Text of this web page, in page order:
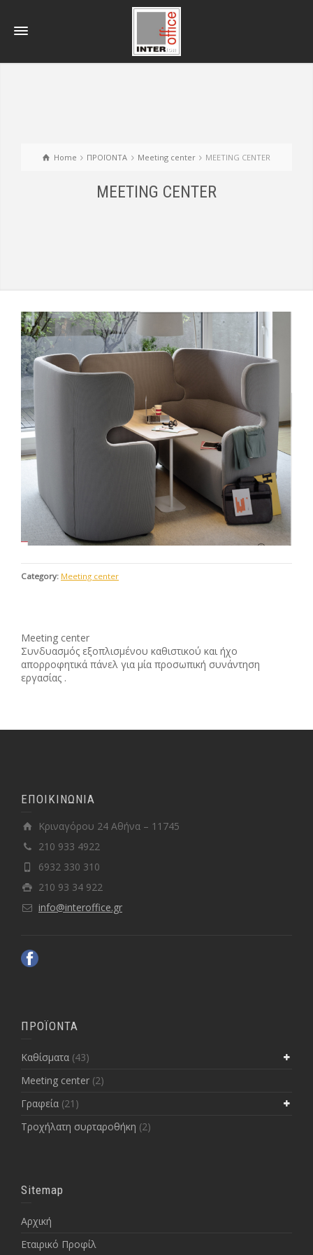
Home ΠΡΟΪΟΝΤΑ Meeting center MEETING CENTER
MEETING CENTER
Category: Meeting center
Meeting center
Συνδυασμός εξοπλισμένου καθιστικού και ήχο
απορροφητικά πάνελ για μία προσωπική συνάντηση
εργασίας .
ΕΠΟΙΚΙΝΩΝΙΑ
Κριναγόρου 24 Αθήνα – 11745
210 933 4922
6932 330 310
210 93 34 922
info@interoffice.gr
ΠΡΟΪΟΝΤΑ
Kαθίσματα (43)
Meeting center (2)
Γραφεία (21)
Τροχήλατη συρταροθήκη (2)
Sitemap
Αρχική
Εταιρικό Προφίλ